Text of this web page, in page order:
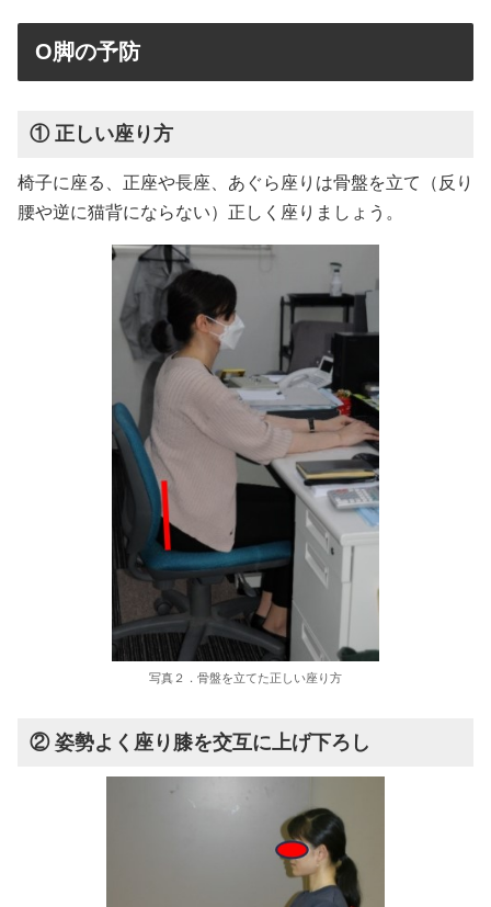
O脚の予防
① 正しい座り方
椅子に座る、正座や長座、あぐら座りは骨盤を立て（反り
腰や逆に猫背にならない）正しく座りましょう。
写真２．骨盤を立てた正しい座り方
② 姿勢よく座り膝を交互に上げ下ろし